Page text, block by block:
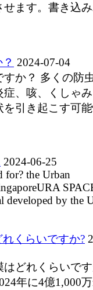
ます。書き込
2024-07-04
か？ 多くの防
、咳、くしゃ
引き起こす可
2024-06-25
for? the Urban
developed by the
くらいですか?
どれくらいで
年に4億1,000